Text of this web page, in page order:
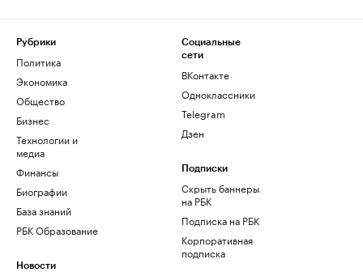
Рубрики
Политика
Экономика
Общество
Бизнес
Технологии и
медиа
Финансы
Биографии
База знаний
РБК Образование
Новости
Социальные
сети
ВКонтакте
Одноклассники
Telegram
Дзен
Подписки
Скрыть баннеры
на РБК
Подписка на РБК
Корпоративная
подписка